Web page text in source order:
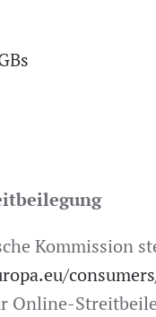
Kommission
Online-